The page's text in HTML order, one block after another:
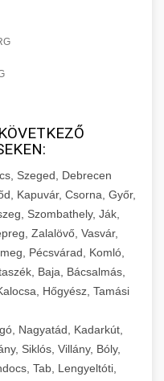
hoznak.
tervrajz
küzdő praxistól a
os növekedéssel.
történet
Fokozása
a páciensek
drámai
os fellendülési
betekintésekkel.
módszerek
és Meta
és Meta hirdetési
hirdetési
és
automatizálás
+
és
és kereskedelmi
konstrukció
+
professzionális
Precíziós vágás
beállítással.
+
Szeged, Debrecen
Kapuvár, Csorna, Győr,
Szombathely, Ják,
Zalalövő, Vasvár,
Pécsvárad, Komló,
Baja, Bácsalmás,
Hőgyész, Tamási
Nagyatád, Kadarkút,
Siklós, Villány, Bóly,
Tab, Lengyeltóti,